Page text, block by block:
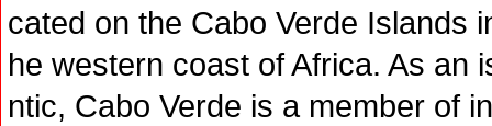
cated on the Cabo Verde Islands
he western coast of Africa. As an
ntic, Cabo Verde is a member of